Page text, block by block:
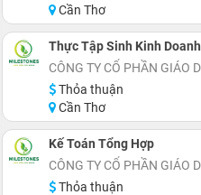
Cần Thơ
Thực Tập Sinh Kinh Doanh
Thỏa thuận
Cần Thơ
Kế Toán Tổng Hợp
Thỏa thuận